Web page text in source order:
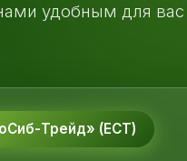
удобным для вас
Трейд» (ЕСТ)